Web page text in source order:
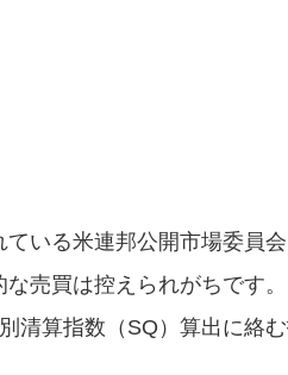
いる米連邦公開市場委員
売買は控えられがちです
清算指数（SQ）算出に絡